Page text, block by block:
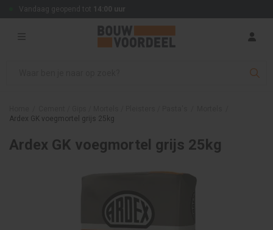
Vandaag geopend tot 14:00 uur
Ardex GK voegmortel grijs 25kg
Ardex GK voegmortel grijs 25kg